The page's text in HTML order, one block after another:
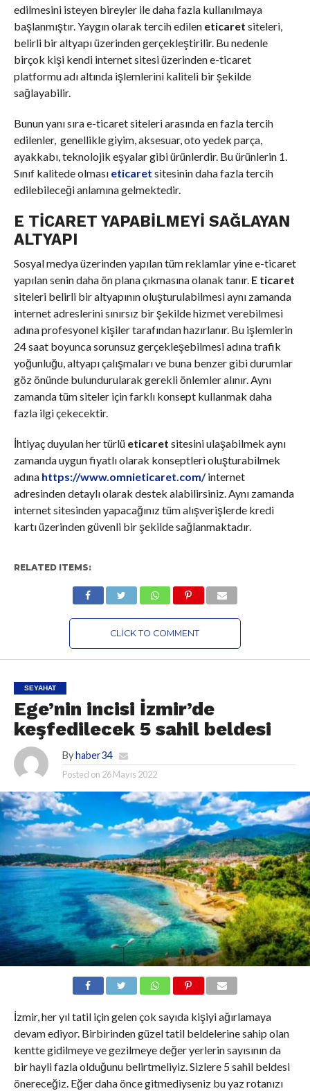
edilmesini isteyen bireyler ile daha fazla kullanılmaya
başlanmıştır. Yaygın olarak tercih edilen eticaret siteleri,
belirli bir altyapı üzerinden gerçekleştirilir. Bu nedenle
birçok kişi kendi internet sitesi üzerinden e-ticaret
platformu adı altında işlemlerini kaliteli bir şekilde
sağlayabilir.
Bunun yanı sıra e-ticaret siteleri arasında en fazla tercih
edilenler, genellikle giyim, aksesuar, oto yedek parça,
ayakkabı, teknolojik eşyalar gibi ürünlerdir. Bu ürünlerin 1.
Sınıf kalitede olması eticaret sitesinin daha fazla tercih
edilebileceği anlamına gelmektedir.
E TICARET YAPABILMEYI SAĞLAYAN
ALTYAPI
Sosyal medya üzerinden yapılan tüm reklamlar yine e-ticaret
yapılan senin daha ön plana çıkmasına olanak tanır. E ticaret
siteleri belirli bir altyapının oluşturulabilmesi aynı zamanda
internet adreslerini sınırsız bir şekilde hizmet verebilmesi
adına profesyonel kişiler tarafından hazırlanır. Bu işlemlerin
24 saat boyunca sorunsuz gerçekleşebilmesi adına trafik
yoğunluğu, altyapı çalışmaları ve buna benzer gibi durumlar
göz önünde bulundurularak gerekli önlemler alınır. Aynı
zamanda tüm siteler için farklı konsept kullanmak daha
fazla ilgi çekecektir.
İhtiyaç duyulan her türlü eticaret sitesini ulaşabilmek aynı
zamanda uygun fiyatlı olarak konseptleri oluşturabilmek
adına https://www.omnieticaret.com/internet
adresinden detaylı olarak destek alabilirsiniz. Aynı zamanda
internet sitesinden yapacağınız tüm alışverişlerde kredi
kartı üzerinden güvenli bir şekilde sağlanmaktadır.
RELATED ITEMS:
CLICK TO COMMENT
SEYAHAT
Ege’nin incisi İzmir’de
keşfedilecek 5 sahil beldesi
By haber34
Posted on 26 Mayıs 2022
İzmir, her yıl tatil için gelen çok sayıda kişiyi ağırlamaya
devam ediyor. Birbirinden güzel tatil beldelerine sahip olan
kentte gidilmeye ve gezilmeye değer yerlerin sayısının da
bir hayli fazla olduğunu belirtmeliyiz. Sizlere 5 sahil beldesi
önereceğiz. Eğer daha önce gitmediyseniz bu yaz rotanızı